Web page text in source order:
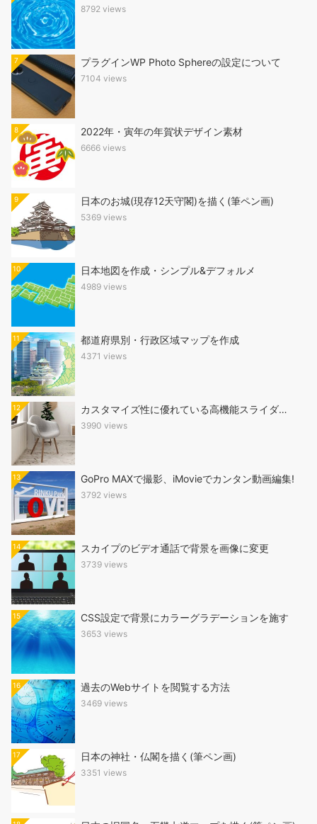
8792 views
7 プラグインWP Photo Sphereの設定について
7104 views
8 2022年・寅年の年賀状デザイン素材
6666 views
9 日本のお城(現存12天守閣)を描く(筆ペン画)
5369 views
10 日本地図を作成・シンプル&デフォルメ
4989 views
11 都道府県別・行政区域マップを作成
4371 views
12 カスタマイズ性に優れている高機能スライダ…
3990 views
13 GoPro MAXで撮影、iMovieでカンタン動画編集!
3792 views
14 スカイプのビデオ通話で背景を画像に変更
3739 views
15 CSS設定で背景にカラーグラデーションを施す
3653 views
16 過去のWebサイトを閲覧する方法
3469 views
17 日本の神社・仏閣を描く(筆ペン画)
3351 views